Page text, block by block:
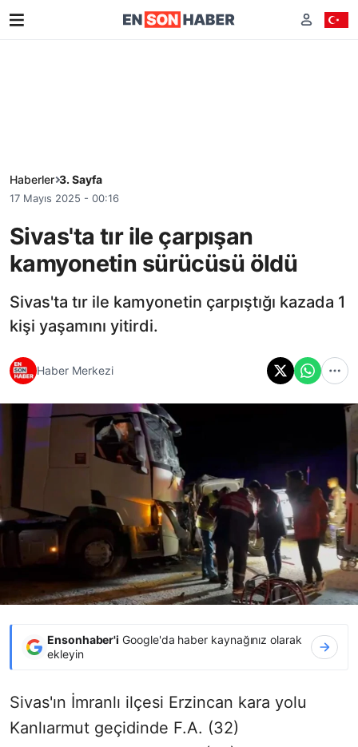
Haberler 3. Sayfa
17 Mayıs 2025 - 00:16
Sivas'ta tır ile çarpışan
kamyonetin sürücüsü öldü
Sivas'ta tır ile kamyonetin çarpıştığı kazada 1
kişi yaşamını yitirdi.
Haber Merkezi
Ensonhaber'i Google'da haber kaynağınız olarak
ekleyin
Sivas'ın İmranlı ilçesi Erzincan kara yolu
Kanlıarmut geçidinde F.A. (32)